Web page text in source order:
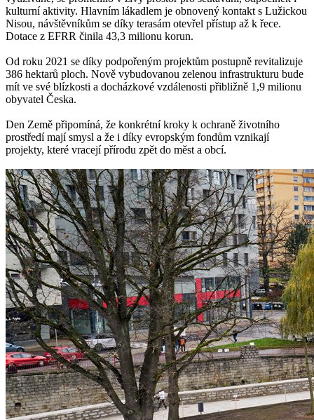
kulturní aktivity. Hlavním lákadlem je obnovený kontakt s Lužickou
Nisou, návštěvníkům se díky terasám otevřel přístup až k řece.
Dotace z EFRR činila 43,3 milionu korun.
Od roku 2021 se díky podpořeným projektům postupně revitalizuje
386 hektarů ploch. Nově vybudovanou zelenou infrastrukturu bude
mít ve své blízkosti a docházkové vzdálenosti přibližně 1,9 milionu
obyvatel Česka.
Den Země připomíná, že konkrétní kroky k ochraně životního
prostředí mají smysl a že i díky evropským fondům vznikají
projekty, které vracejí přírodu zpět do měst a obcí.